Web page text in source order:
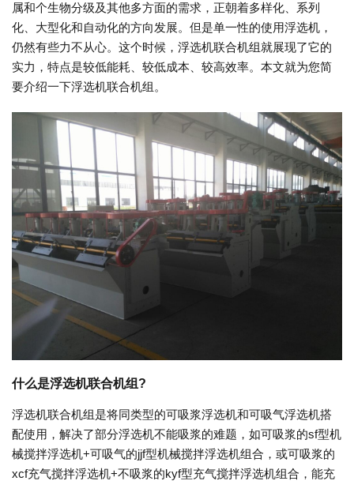
属和个生物分级及其他多方面的需求，正朝着多样化、系列
化、大型化和自动化的方向发展。但是单一性的使用浮选机，
仍然有些力不从心。这个时候，浮选机联合机组就展现了它的
实力，特点是较低能耗、较低成本、较高效率。本文就为您简
要介绍一下浮选机联合机组。
什么是浮选机联合机组?
浮选机联合机组是将同类型的可吸浆浮选机和可吸气浮选机搭
配使用，解决了部分浮选机不能吸浆的难题，如可吸浆的sf型机
械搅拌浮选机+可吸气的jjf型机械搅拌浮选机组合，或可吸浆的
xcf充气搅拌浮选机+不吸浆的kyf型充气搅拌浮选机组合，能充